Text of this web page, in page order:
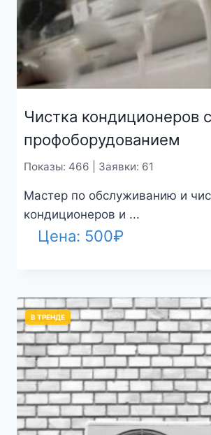
Чистка кондиционеров с
профоборудованием
Показы: 466 | Заявки: 61
Мастер по обслуживанию и
кондиционеров и ...
Цена: 500₽
В ТРЕНДЕ